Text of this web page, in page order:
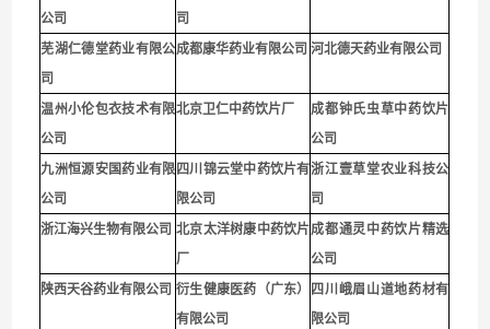
公司
司
芜湖仁德堂药业有限公
司
成都康华药业有限公司 河北德天药业有限公司
温州小伦包衣技术有限
公司
北京卫仁中药饮片厂
成都钟氏虫草中药饮片
公司
九洲恒源安国药业有限
公司
四川锦云堂中药饮片有
限公司
浙江壹草堂农业科技公
司
浙江海兴生物有限公司 北京太洋树康中药饮片
厂
成都通灵中药饮片精选
公司
陕西天谷药业有限公司 衍生健康医药（广东）
有限公司
四川峨眉山道地药材有
限公司